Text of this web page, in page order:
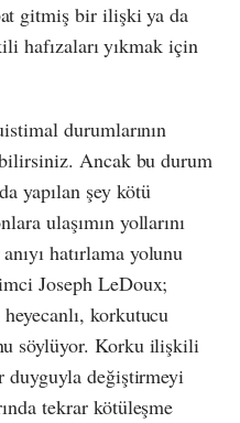
gitmiş bir ilişki ya da
hafızaları yıkmak için
durumlarının
Ancak bu durum
yapılan şey kötü
ulaşımın yollarını
hatırlama yolunu
Joseph LeDoux;
korkutucu
söylüyor. Korku ilişkili
değiştirmeyi
tekrar kötüleşme